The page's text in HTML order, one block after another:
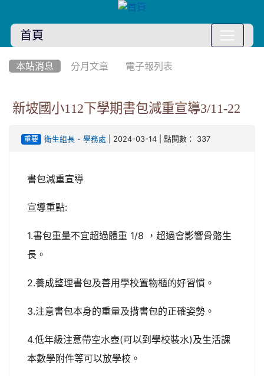
首頁
本站消息 分月文章 電子報列表
新坡國小112下學期書包減重宣導3/11-22
重要 衛生組長- 學務處 | 2024-03-14 | 點閱數： 337
書包減重宣導
宣導重點:
1.書包重量不宜超過體重 1/8 ，超過會影響骨骼生
長。
2.養成整理書包及善用學校置物櫃的好習慣。
3.注意書包本身的重量及揹書包的正確姿勢。
4.低年級注意帶空水壺(可以到學校裝水)及生活課
本數學附件等可以放學校。